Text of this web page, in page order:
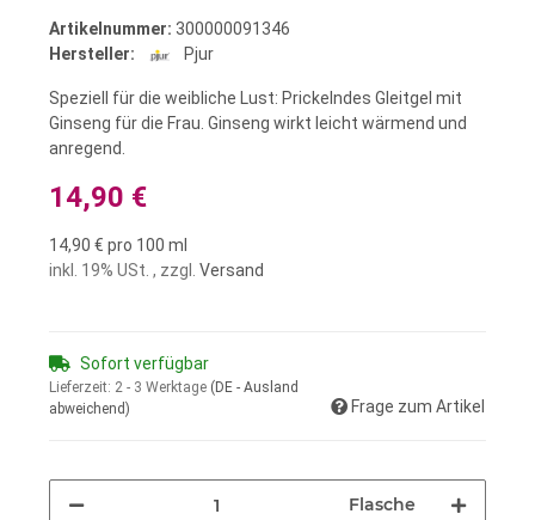
Artikelnummer: 300000091346
Hersteller:
Pjur
Speziell für die weibliche Lust: Prickelndes Gleitgel mit
Ginseng für die Frau. Ginseng wirkt leicht wärmend und
anregend.
14,90 €
14,90 € pro 100 ml
inkl. 19% USt. , zzgl. Versand
Sofort verfügbar
Lieferzeit: 2 - 3 Werktage (DE - Ausland
abweichend)
Frage zum Artikel
Flasche